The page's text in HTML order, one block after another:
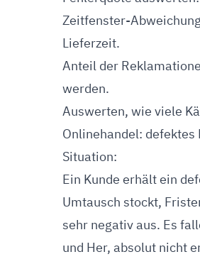
Zeitfenster-
Lieferzeit.
Anteil der
werden.
Auswerten, wie viele
Onlinehandel:
Situation:
Ein Kunde erhält ein
Umtausch stockt,
sehr negativ aus. Es
und Her, absolut nicht